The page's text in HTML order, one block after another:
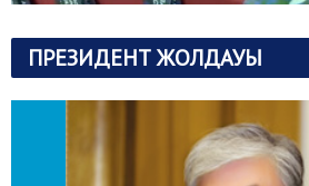
ПРЕЗИДЕНТ ЖОЛДАУЫ